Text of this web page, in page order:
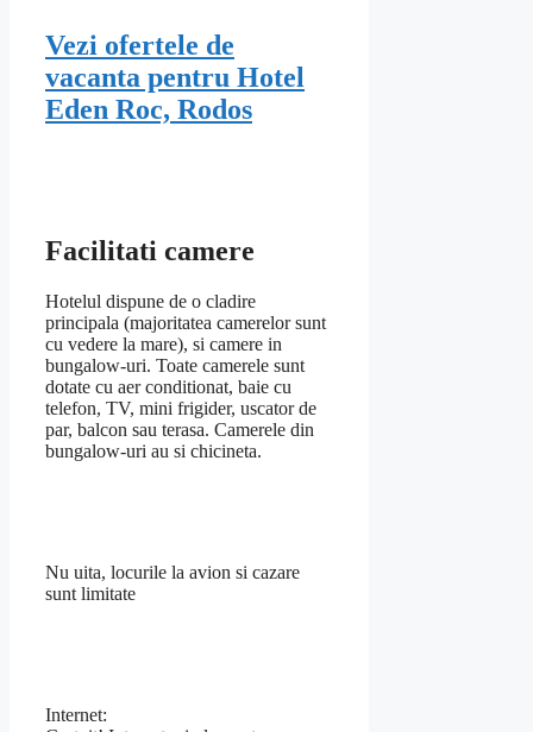
Vezi ofertele de
vacanta pentru Hotel
Eden Roc, Rodos
Facilitati camere
Hotelul dispune de o cladire
principala (majoritatea camerelor sunt
cu vedere la mare), si camere in
bungalow-uri. Toate camerele sunt
dotate cu aer conditionat, baie cu
telefon, TV, mini frigider, uscator de
par, balcon sau terasa. Camerele din
bungalow-uri au si chicineta.
Nu uita, locurile la avion si cazare
sunt limitate
Internet: